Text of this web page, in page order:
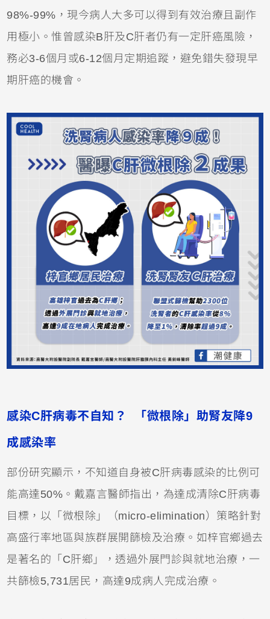
98%-99%，現今病人大多可以得到有效治療且副作
用極小。惟曾感染B肝及C肝者仍有一定肝癌風險，
務必3-6個月或6-12個月定期追蹤，避免錯失發現早
期肝癌的機會。
感染C肝病毒不自知？ 「微根除」助腎友降9
成感染率
部份研究顯示，不知道自身被C肝病毒感染的比例可
能高達50%。戴嘉言醫師指出，為達成清除C肝病毒
目標，以「微根除」（micro-elimination）策略針對
高盛行率地區與族群展開篩檢及治療。如梓官鄉過去
是著名的「C肝鄉」，透過外展門診與就地治療，一
共篩檢5,731居民，高達9成病人完成治療。